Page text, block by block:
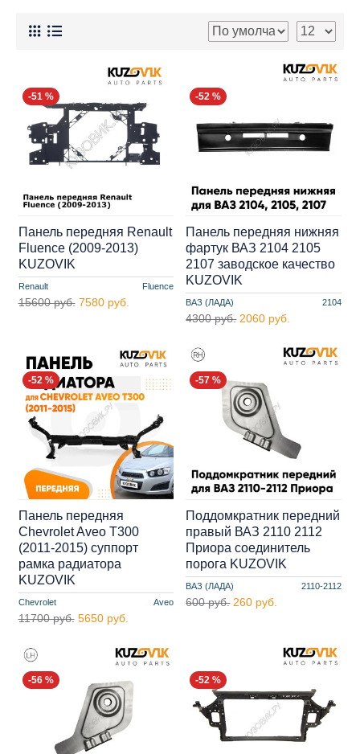
-51 %
Renault Fluence
Панель передняя Renault
Fluence (2009-2013)
KUZOVIK
15600 руб. 7580 руб.
-52 %
ВАЗ (ЛАДА) 2104
Панель передняя нижняя
фартук ВАЗ 2104 2105
2107 заводское качество
KUZOVIK
4300 руб. 2060 руб.
-52 %
Chevrolet Aveo
Панель передняя
Chevrolet Aveo T300
(2011-2015) суппорт
рамка радиатора
KUZOVIK
11700 руб. 5650 руб.
-57 %
ВАЗ (ЛАДА) 2110-2112
Поддомкратник передний
правый ВАЗ 2110 2112
Приора соединитель
порога KUZOVIK
600 руб. 260 руб.
-56 % -52 %